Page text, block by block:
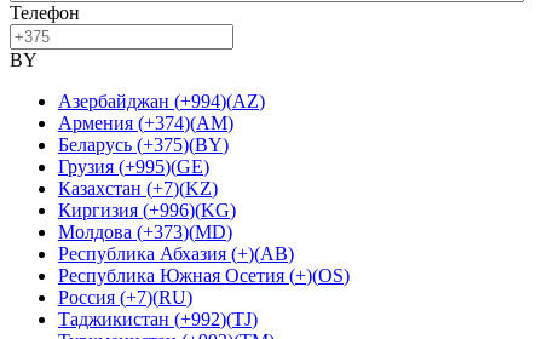
Телефон
BY
Азербайджан (+994)(AZ)
Армения (+374)(AM)
Беларусь (+375)(BY)
Грузия (+995)(GE)
Казахстан (+7)(KZ)
Киргизия (+996)(KG)
Молдова (+373)(MD)
Республика Абхазия (+)(AB)
Республика Южная Осетия (+)(OS)
Россия (+7)(RU)
Таджикистан (+992)(TJ)